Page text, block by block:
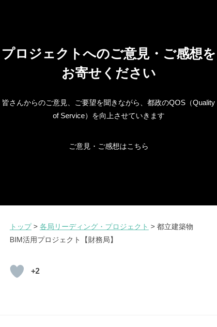
プロジェクトへのご意見・ご感想を
お寄せください
皆さんからのご意見、ご要望を聞きながら、都政のQOS（Quality
of Service）を向上させていきます
ご意見・ご感想はこちら
トップ> 各局リーディング・プロジェクト > 都立建築物
BIM活用プロジェクト【財務局】
+2